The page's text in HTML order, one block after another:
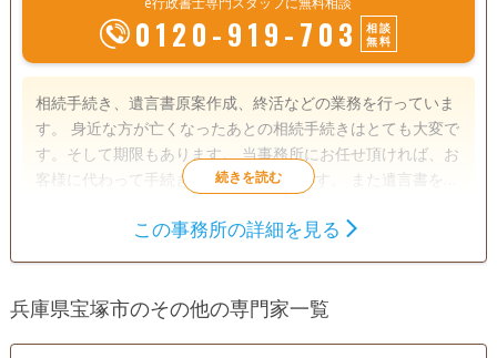
0120-919-703
相談
無料
相続手続き、遺言書原案作成、終活などの業務を行っていま
す。 身近な方が亡くなったあとの相続手続きはとても大変で
す。そして期限もあります。 当事務所にお任せ頂ければ、お
客様に代わって手続きを行わせて頂きます。 また遺言書を書
お客様自身も最期まで幸せな人生をおくるための終活をご案
遺産分割
戸籍収集
相続人調査
この事務所の詳細を見る
兵庫県宝塚市のその他の専門家一覧